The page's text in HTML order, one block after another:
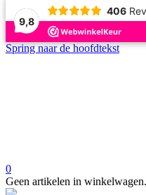
9,8
406
Spring naar de hoofdtekst
0
Geen artikelen in winkelwagen.